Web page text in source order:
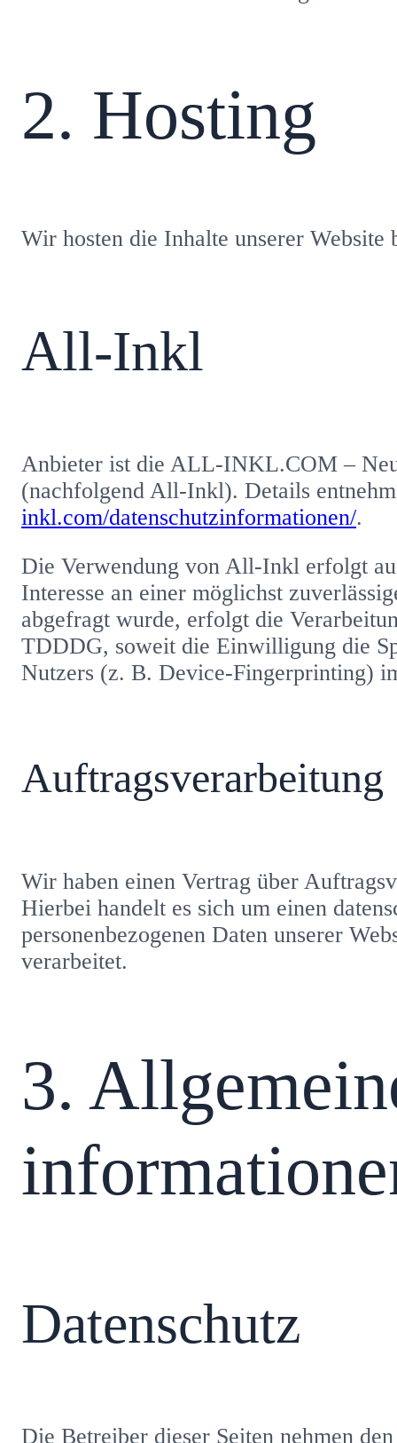
2. Hosting
Wir hosten die Inhalte unserer
All-Inkl
Anbieter ist die ALL-INKL.COM –
(nachfolgend All-Inkl). Details
inkl.com/datenschutzinformationen/.
Die Verwendung von All-Inkl erfolgt
Interesse an einer möglichst
abgefragt wurde, erfolgt die
TDDDG, soweit die Einwilligung die
Nutzers (z. B. Device-Fingerprinting)
Auftragsverarbeitung
Wir haben einen Vertrag über
Hierbei handelt es sich um einen
personenbezogenen Daten unserer
verarbeitet.
3.
Datenschutz
Die Betreiber dieser Seiten nehmen